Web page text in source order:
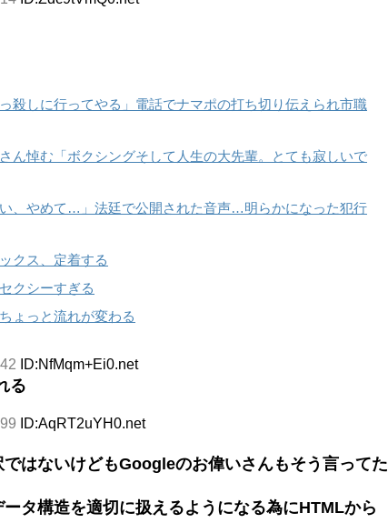
殺しに行ってやる」電話でナマポの打ち切り伝えられ市職
ん悼む「ボクシングそして人生の大先輩。とても寂しいで
い、やめて…」法廷で公開された音声…明らかになった犯行
クス、定着する
クシーすぎる
ょっと流れが変わる
ID:NfMqm+Ei0.net
る
ID:AqRT2uYH0.net
はないけどもGoogleのお偉いさんもそう言ってた
タ構造を適切に扱えるようになる為にHTMLから